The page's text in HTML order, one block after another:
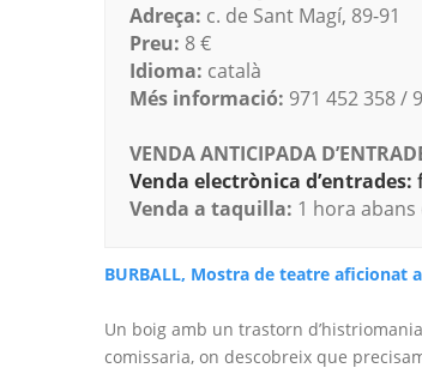
Adreça: c. de Sant Magí, 89-91
Preu: 8 €
Idioma: català
Més informació: 971 452 358 /
VENDA ANTICIPADA
Venda electrònica d’entrades:
Venda a taquilla: 1 hora abans
BURBALL, Mostra de teatre aficionat
Un boig amb un trastorn
comissaria, on descobreix que